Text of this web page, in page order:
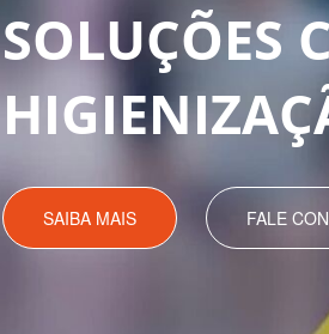
SEJA UM
SAIBA MAIS FALE